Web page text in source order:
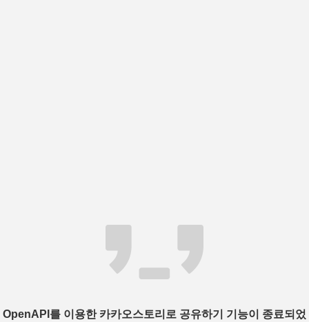
OpenAPI를 이용한 카카오스토리로 공유하기 기능이 종료되었